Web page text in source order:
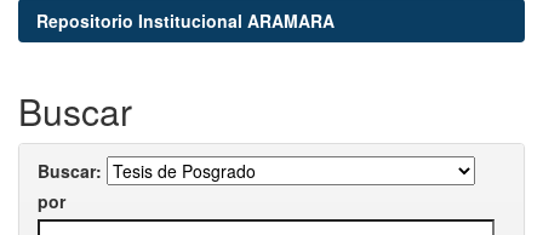
Repositorio Institucional ARAMARA
Buscar
Buscar:
por